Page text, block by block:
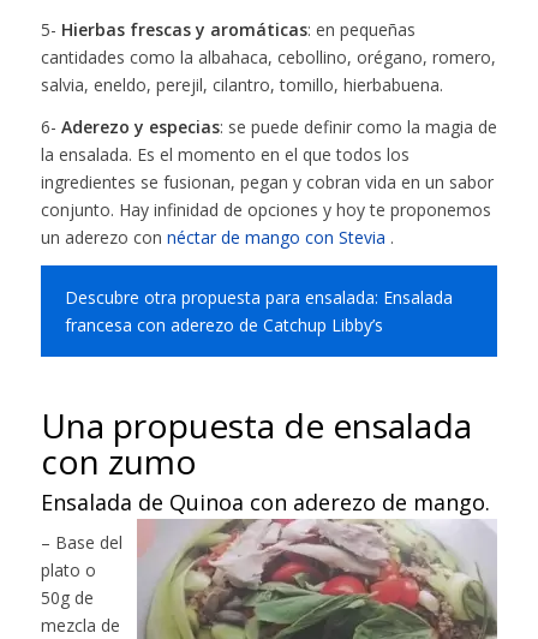
5- Hierbas frescas y aromáticas: en pequeñas
cantidades como la albahaca, cebollino, orégano, romero,
salvia, eneldo, perejil, cilantro, tomillo, hierbabuena.
6- Aderezo y especias: se puede definir como la magia de
la ensalada. Es el momento en el que todos los
ingredientes se fusionan, pegan y cobran vida en un sabor
conjunto. Hay infinidad de opciones y hoy te proponemos
un aderezo con néctar de mango con Stevia .
Descubre otra propuesta para ensalada: Ensalada
francesa con aderezo de Catchup Libby’s
Una propuesta de ensalada
con zumo
Ensalada de Quinoa con aderezo de mango.
– Base del
plato o
50g de
mezcla de